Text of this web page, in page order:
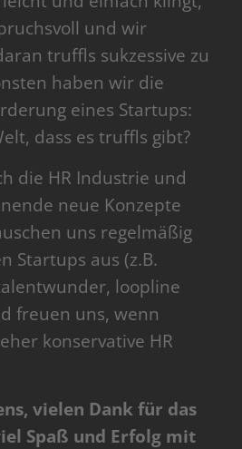
und wir
truffls sukzessive zu
haben wir die
eines Startups:
dass es truffls gibt?
die HR Industrie und
neue Konzepte
uns regelmäßig
Startups aus (z.B.
loopline
freuen uns, wenn
konservative HR
vielen Dank für das
Spaß und Erfolg mit